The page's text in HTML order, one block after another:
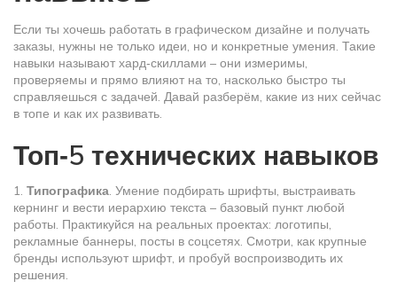
Если ты хочешь работать в графическом дизайне и получать
заказы, нужны не только идеи, но и конкретные умения. Такие
навыки называют хард‑скиллами – они измеримы,
проверяемы и прямо влияют на то, насколько быстро ты
справляешься с задачей. Давай разберём, какие из них сейчас
в топе и как их развивать.
Топ‑5 технических навыков
1. Типографика. Умение подбирать шрифты, выстраивать
кернинг и вести иерархию текста – базовый пункт любой
работы. Практикуйся на реальных проектах: логотипы,
рекламные баннеры, посты в соцсетях. Смотри, как крупные
бренды используют шрифт, и пробуй воспроизводить их
решения.